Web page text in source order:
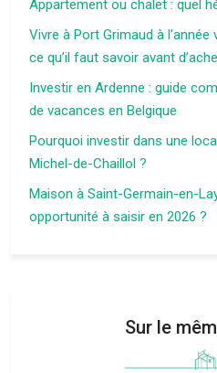
Appartement ou chalet : quel
Vivre à Port Grimaud à
ce qu’il faut savoir avant
Investir en Ardenne : guide
de vacances en Belgique
Pourquoi investir dans une
Michel-de-Chaillol ?
Maison à Saint-Germain-en-
opportunité à saisir en 2026 ?
Sur le